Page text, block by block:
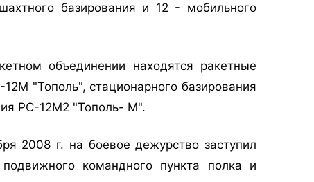
базирования и 12 - мобильного
объединении находятся ракетные
"Тополь", стационарного базирования
РС-12М2 "Тополь- М".
2008 г. на боевое дежурство заступил
командного пункта полка и